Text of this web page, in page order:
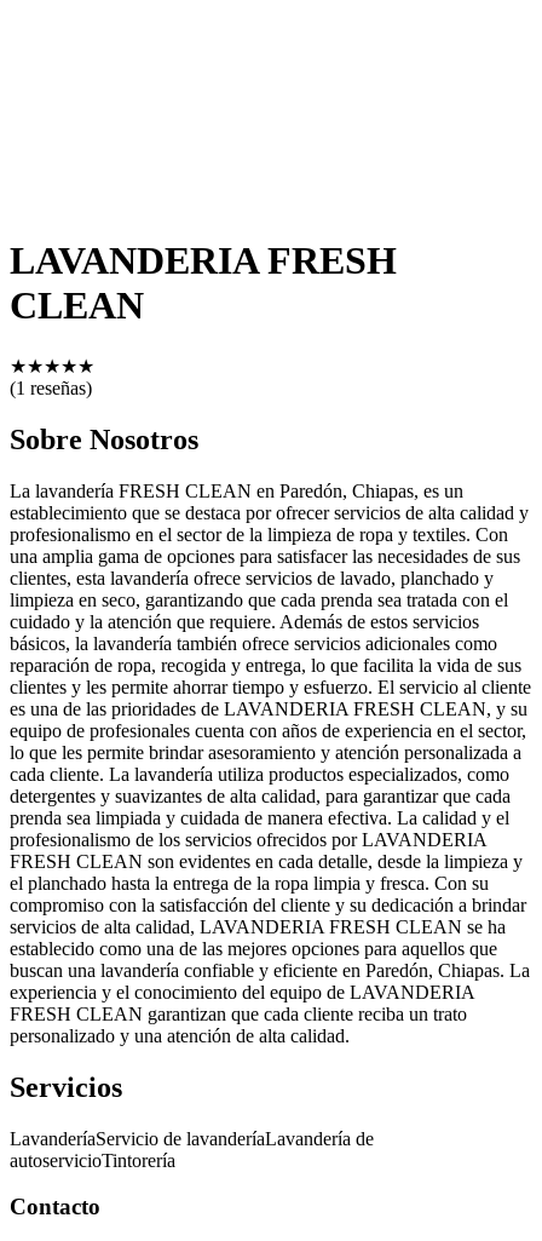
LAVANDERIA FRESH
CLEAN
★★★★★
(1 reseñas)
Sobre Nosotros
La lavandería FRESH CLEAN en Paredón, Chiapas, es un
establecimiento que se destaca por ofrecer servicios de alta calidad y
profesionalismo en el sector de la limpieza de ropa y textiles. Con
una amplia gama de opciones para satisfacer las necesidades de sus
clientes, esta lavandería ofrece servicios de lavado, planchado y
limpieza en seco, garantizando que cada prenda sea tratada con el
cuidado y la atención que requiere. Además de estos servicios
básicos, la lavandería también ofrece servicios adicionales como
reparación de ropa, recogida y entrega, lo que facilita la vida de sus
clientes y les permite ahorrar tiempo y esfuerzo. El servicio al cliente
es una de las prioridades de LAVANDERIA FRESH CLEAN, y su
equipo de profesionales cuenta con años de experiencia en el sector,
lo que les permite brindar asesoramiento y atención personalizada a
cada cliente. La lavandería utiliza productos especializados, como
detergentes y suavizantes de alta calidad, para garantizar que cada
prenda sea limpiada y cuidada de manera efectiva. La calidad y el
profesionalismo de los servicios ofrecidos por LAVANDERIA
FRESH CLEAN son evidentes en cada detalle, desde la limpieza y
el planchado hasta la entrega de la ropa limpia y fresca. Con su
compromiso con la satisfacción del cliente y su dedicación a brindar
servicios de alta calidad, LAVANDERIA FRESH CLEAN se ha
establecido como una de las mejores opciones para aquellos que
buscan una lavandería confiable y eficiente en Paredón, Chiapas. La
experiencia y el conocimiento del equipo de LAVANDERIA
FRESH CLEAN garantizan que cada cliente reciba un trato
personalizado y una atención de alta calidad.
Servicios
LavanderíaServicio de lavanderíaLavandería de
autoservicioTintorería
Contacto